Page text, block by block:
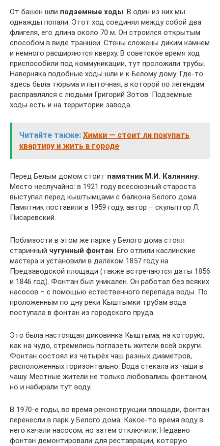
От башен шли подземные ходы. В один из них мы
однажды попали. Этот ход соединял между собой два
флигеля, его длина около 70 м. Он строился открытым
способом в виде траншеи. Стены сложены диким камнем
и немного расширяются кверху. В советское время ход
приспособили под коммуникации, тут проложили трубы.
Наверняка подобные ходы шли и к Белому дому. Где-то
здесь была тюрьма и пыточная, в которой по легендам
расправлялся с людьми Григорий Зотов. Подземные
ходы есть и на территории завода.
Читайте также: Химки — стоит ли покупать
квартиру и жить в городе
Перед Белым домом стоит памятник М.И. Калинину.
Место неслучайно: в 1921 году всесоюзный староста
выступал перед кыштымцами с балкона Белого дома.
Памятник поставили в 1959 году, автор – скульптор Л.
Писаревский.
Поблизости в этом же парке у Белого дома стоял
старинный чугунный фонтан. Его отлили каслинские
мастера и установили в далёком 1857 году на
Предзаводской площади (также встречаются даты 1856
и 1846 год). Фонтан был уникален. Он работал без всяких
насосов – с помощью естественного перепада воды. По
проложенным по дну реки Кыштымки трубам вода
поступала в фонтан из городского пруда.
Это была настоящая диковинка Кыштыма, на которую,
как на чудо, стремились поглазеть жители всей округи.
Фонтан состоял из четырёх чаш разных диаметров,
расположенных горизонтально. Вода стекала из чаши в
чашу. Местные жители не только любовались фонтаном,
но и набирали тут воду.
В 1970-е годы, во время реконструкции площади, фонтан
перенесли в парк у Белого дома. Какое-то время воду в
него качали насосом, но затем отключили. Недавно
фонтан демонтировали для реставрации, которую